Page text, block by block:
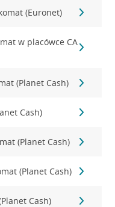
(Euronet)
w placówce CA
(Planet Cash)
Cash)
(Planet Cash)
(Planet Cash)
Cash)